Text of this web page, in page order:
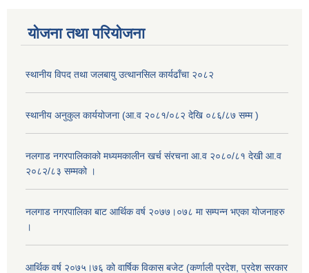
योजना तथा परियोजना
स्थानीय विपद तथा जलबायु उत्थानसिल कार्यढाँचा २०८२
स्थानीय अनुकुल कार्ययोजना (आ.व २०८१/०८२ देखि ०८६/८७ सम्म )
नलगाड नगरपालिकाको मध्यमकालीन खर्च संरचना आ.व २०८०/८१ देखी आ.व
२०८२/८३ सम्मको ।
नलगाड नगरपालिका बाट आर्थिक वर्ष २०७७।०७८ मा सम्पन्न भएका योजनाहरु
।
आर्थिक वर्ष २०७५।७६ को वार्षिक विकास बजेट (कर्णाली प्रदेश, प्रदेश सरकार